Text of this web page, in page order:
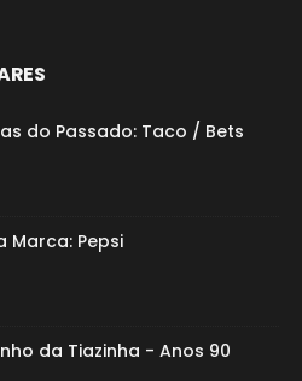
do Passado: Taco / Bets
Marca: Pepsi
da Tiazinha - Anos 90